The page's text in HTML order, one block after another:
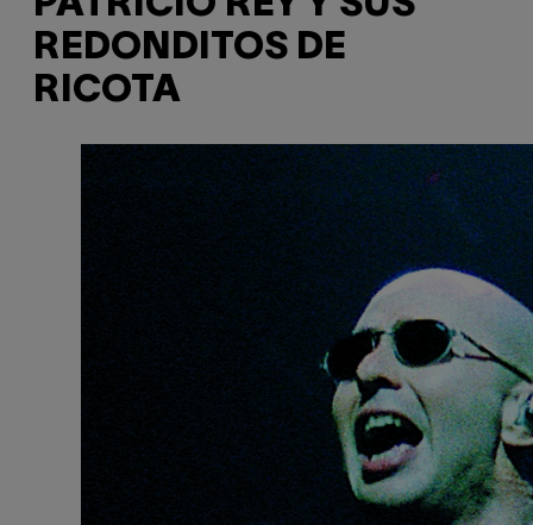
REDONDITOS DE
RICOTA